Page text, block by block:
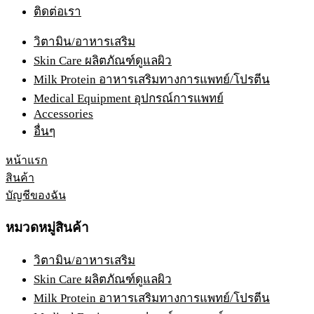
ติดต่อเรา
วิตามิน/อาหารเสริม
Skin Care ผลิตภัณฑ์ดูแลผิว
Milk Protein อาหารเสริมทางการแพทย์/โปรตีน
Medical Equipment อุปกรณ์การแพทย์
Accessories
อื่นๆ
หน้าแรก
สินค้า
บัญชีของฉัน
หมวดหมู่สินค้า
วิตามิน/อาหารเสริม
Skin Care ผลิตภัณฑ์ดูแลผิว
Milk Protein อาหารเสริมทางการแพทย์/โปรตีน